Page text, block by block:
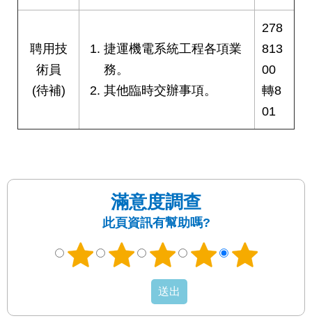
聘用技
術員
(待補)
捷運機電系統工程各項業
務。
其他臨時交辦事項。
278
813
00
轉8
01
滿意度調查
此頁資訊有幫助嗎?